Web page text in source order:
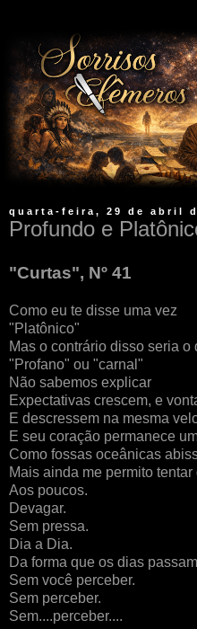
quarta-feira, 29 de abril
Profundo e
"Curtas", Nº 41
Como eu te disse uma vez
"Platônico"
Mas o contrário disso seria o
"Profano" ou "carnal"
Não sabemos explicar
Expectativas crescem, e
E descressem na mesma
E seu coração permanece
Como fossas oceânicas
Mais ainda me permito tentar
Aos poucos.
Devagar.
Sem pressa.
Dia a Dia.
Da forma que os dias
Sem você perceber.
Sem perceber.
Sem....perceber....